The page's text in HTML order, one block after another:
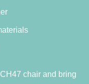
chair and bring